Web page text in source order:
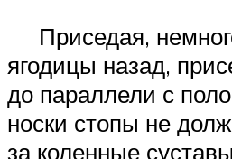
Приседая,
ягодицы назад,
до параллели с
носки стопы не
за коленные